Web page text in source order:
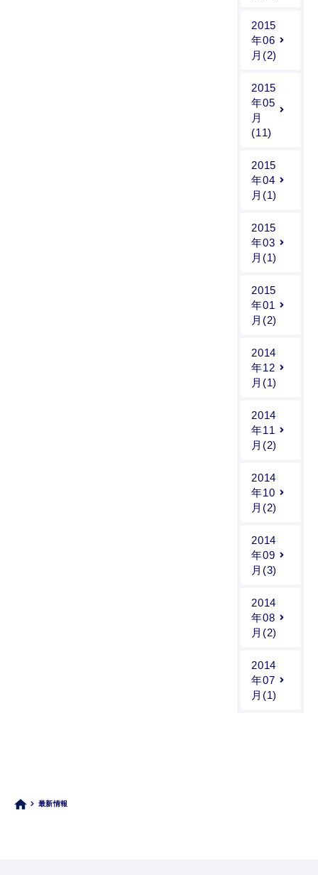
2015
年06
月(2)
2015
年05
月
(11)
2015
年04
月(1)
2015
年03
月(1)
2015
年01
月(2)
2014
年12
月(1)
2014
年11
月(2)
2014
年10
月(2)
2014
年09
月(3)
2014
年08
月(2)
2014
年07
月(1)
最新情報